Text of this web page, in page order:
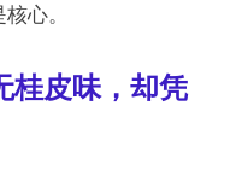
心。
桂皮味，却凭